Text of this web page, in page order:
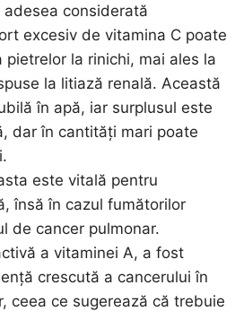
adesea considerată
excesiv de vitamina C poate
pietrelor la rinichi, mai ales la
la litiază renală. Această
în apă, iar surplusul este
dar în cantități mari poate
este vitală pentru
însă în cazul fumătorilor
de cancer pulmonar.
a vitaminei A, a fost
crescută a cancerului în
ceea ce sugerează că trebuie